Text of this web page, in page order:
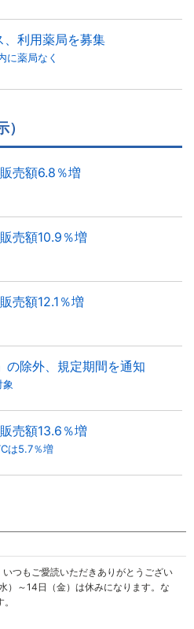
、利用薬局を募集
に薬局なく
売額6.8％増
売額10.9％増
売額12.1％増
の除外、規定期間を通知
売額13.6％増
は5.7％増
いつもご愛読いただきありがとうござい
）～14日（金）は休みになります。な